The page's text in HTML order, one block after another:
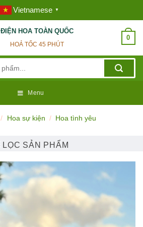
Vietnamese ▼
ĐIỆN HOA TOÀN QUỐC
HOẢ TỐC 45 PHÚT
0
Menu
/ Hoa sự kiện / Hoa tình yêu
LỌC SẢN PHẨM